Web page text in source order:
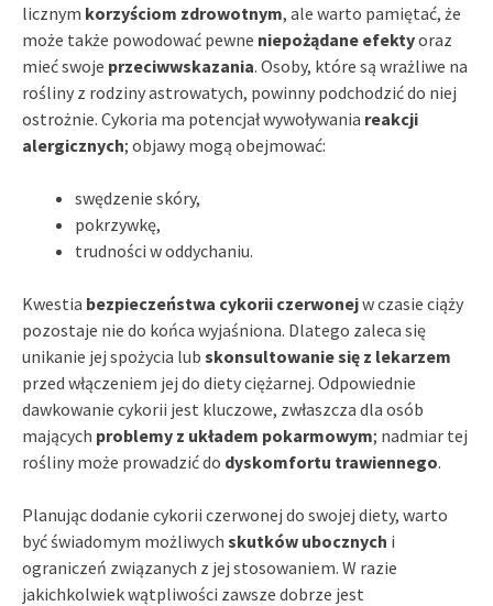
licznym korzyściom zdrowotnym, ale warto pamiętać, że
może także powodować pewne niepożądane efektyoraz
mieć swoje przeciwwskazania. Osoby, które są wrażliwe na
rośliny z rodziny astrowatych, powinny podchodzić do niej
ostrożnie. Cykoria ma potencjał wywoływania reakcji
alergicznych; objawy mogą obejmować:
swędzenie skóry,
pokrzywkę,
trudności w oddychaniu.
Kwestia bezpieczeństwa cykorii czerwonejw czasie ciąży
pozostaje nie do końca wyjaśniona. Dlatego zaleca się
unikanie jej spożycia lub skonsultowanie się z lekarzem
przed włączeniem jej do diety ciężarnej. Odpowiednie
dawkowanie cykorii jest kluczowe, zwłaszcza dla osób
mających problemy z układem pokarmowym; nadmiar tej
rośliny może prowadzić do dyskomfortu trawiennego.
Planując dodanie cykorii czerwonej do swojej diety, warto
być świadomym możliwych skutków ubocznych i
ograniczeń związanych z jej stosowaniem. W razie
jakichkolwiek wątpliwości zawsze dobrze jest